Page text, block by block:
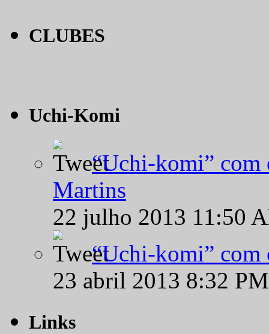
CLUBES
Uchi-Komi
“Uchi-komi” com
Martins
22 julho 2013 11:50
“Uchi-komi” com
23 abril 2013 8:32
Links